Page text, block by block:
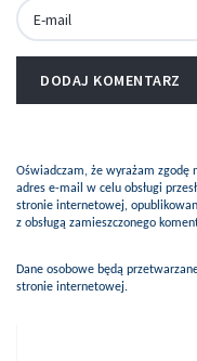
Oświadczam, że wyrażam zgodę
adres e-mail w celu obsługi
stronie internetowej,
z obsługą zamieszczonego
Dane osobowe będą
stronie internetowej.